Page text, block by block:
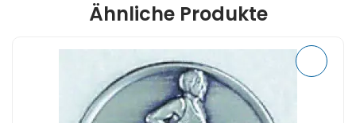
Ähnliche Produkte